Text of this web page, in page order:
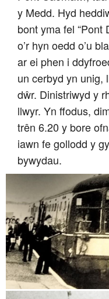
y Medd. Hyd
bont yma fel “Pont
o’r hyn oedd o’u
ar ei phen i
un cerbyd yn unig,
dŵr. Dinistriwyd y
llwyr. Yn ffodus,
trên 6.20 y bore
iawn fe gollodd y
bywydau.